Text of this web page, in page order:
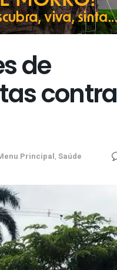
de
contra
Principal, Saúde